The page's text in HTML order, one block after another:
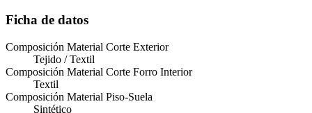
Ficha de datos
Composición Material Corte Exterior
Tejido / Textil
Composición Material Corte Forro Interior
Textil
Composición Material Piso-Suela
Sintético